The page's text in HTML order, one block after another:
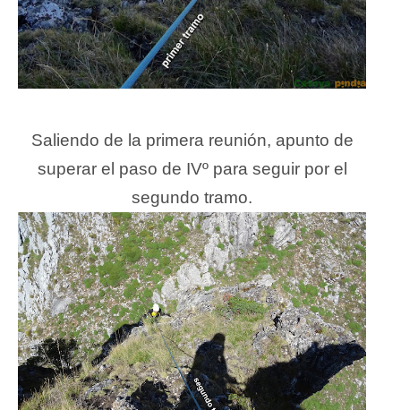
Saliendo de la primera reunión, apunto de
superar el paso de IVº para seguir por el
segundo tramo.